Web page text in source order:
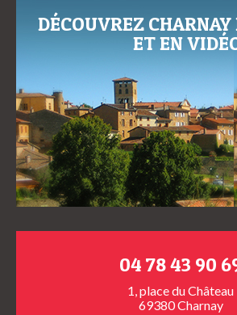
DÉCOUVREZ
ET EN
04 78 43 90
1, place du Château
69380 Charnay